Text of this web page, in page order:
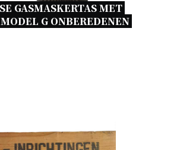
GASMASKERTAS MET
G ONBEREDENEN